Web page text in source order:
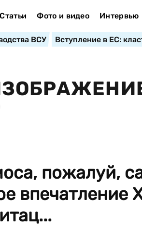
Статьи Фото и видео Интервью
ВСУ Вступление в ЕС:
пожалуй,
впечатление